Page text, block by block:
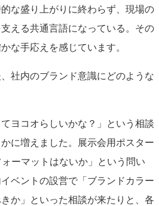
な盛り上がりに終わらず、現場の
える共通言語になっている。その
な手応えを感じています。
社内のブランド意識にどのような
ヨコオらしいかな？」という相談
に増えました。展示会用ポスター
ーマットはないか」という問い
ベントの設営で「ブランドカラー
か」といった相談が来たりと、各